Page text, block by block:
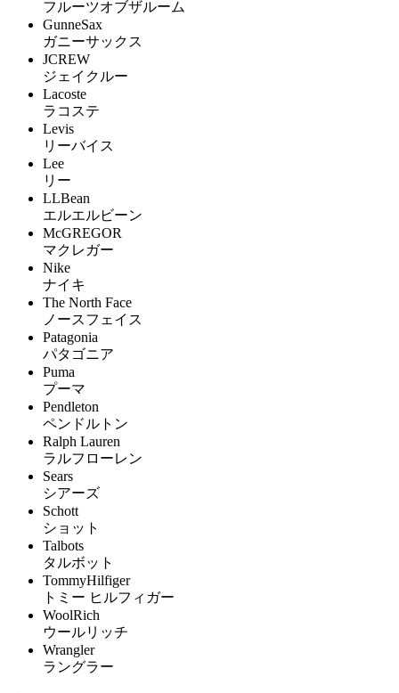
フルーツオブザルーム
GunneSax
ガニーサックス
JCREW
ジェイクルー
Lacoste
ラコステ
Levis
リーバイス
Lee
リー
LLBean
エルエルビーン
McGREGOR
マクレガー
Nike
ナイキ
The North Face
ノースフェイス
Patagonia
パタゴニア
Puma
プーマ
Pendleton
ペンドルトン
Ralph Lauren
ラルフローレン
Sears
シアーズ
Schott
ショット
Talbots
タルボット
TommyHilfiger
トミー ヒルフィガー
WoolRich
ウールリッチ
Wrangler
ラングラー